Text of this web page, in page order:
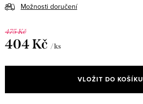
Možnosti doručení
475 Kč
404 Kč / ks
cena:
VLOŽIT DO KOŠÍKU